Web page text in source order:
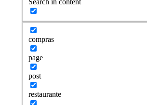
Search in content
compras
page
post
restaurante